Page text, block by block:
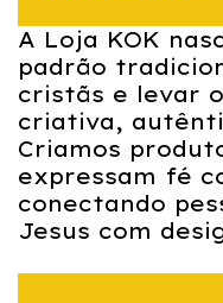
A Loja KOK
padrão
cristãs e levar
criativa,
Criamos
expressam fé
conectando
Jesus com